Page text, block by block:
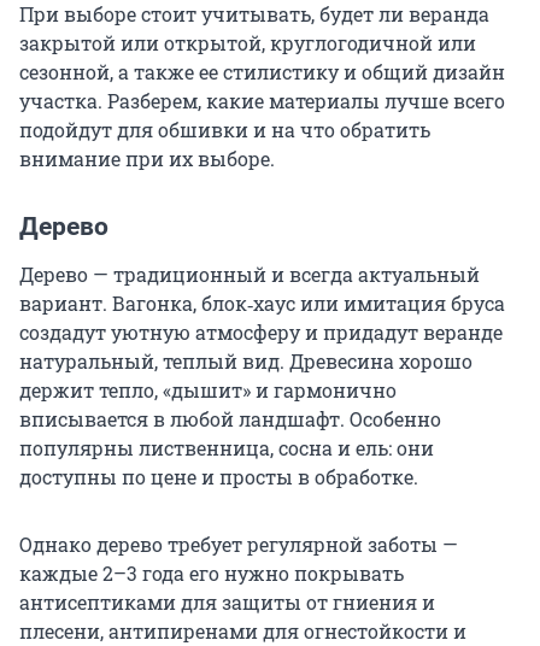
При выборе стоит учитывать, будет ли веранда
закрытой или открытой, круглогодичной или
сезонной, а также ее стилистику и общий дизайн
участка. Разберем, какие материалы лучше всего
подойдут для обшивки и на что обратить
внимание при их выборе.
Дерево
Дерево — традиционный и всегда актуальный
вариант. Вагонка, блок‑хаус или имитация бруса
создадут уютную атмосферу и придадут веранде
натуральный, теплый вид. Древесина хорошо
держит тепло, «дышит» и гармонично
вписывается в любой ландшафт. Особенно
популярны лиственница, сосна и ель: они
доступны по цене и просты в обработке.
Однако дерево требует регулярной заботы —
каждые 2–3 года его нужно покрывать
антисептиками для защиты от гниения и
плесени, антипиренами для огнестойкости и